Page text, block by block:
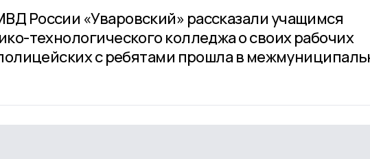
России «Уваровский» рассказали учащимся
технологического колледжа о своих рабочих
с ребятами прошла в